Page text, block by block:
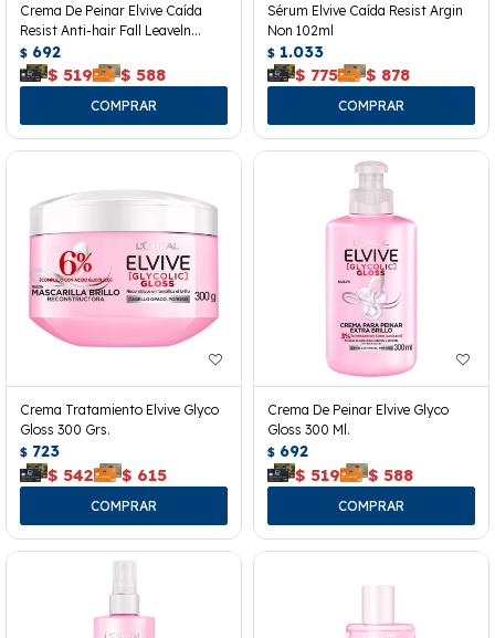
Crema De Peinar Elvive Caída
Resist Anti-hair Fall Leaveln
300grs.
$ 692
$ 519 $ 588
Sérum Elvive Caída Resist Argin
Non 102ml
$ 1.033
$ 775 $ 878
Crema Tratamiento Elvive Glyco
Gloss 300 Grs.
$ 723
$ 542 $ 615
Crema De Peinar Elvive Glyco
Gloss 300 Ml.
$ 692
$ 519 $ 588